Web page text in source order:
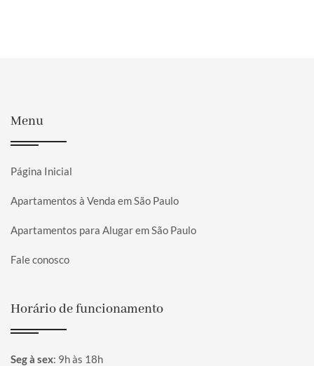
Menu
Página Inicial
Apartamentos à Venda em São Paulo
Apartamentos para Alugar em São Paulo
Fale conosco
Horário de funcionamento
Seg à sex: 9h às 18h